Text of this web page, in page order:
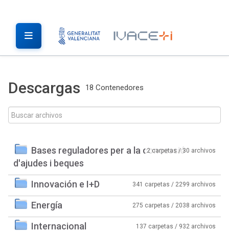
Descargas 18 Contenedores
Bases reguladores per a la concessió
d'ajudes i beques
2 carpetas / 30 archivos
Innovación e I+D 341 carpetas / 2299 archivos
Energía 275 carpetas / 2038 archivos
Internacional 137 carpetas / 932 archivos